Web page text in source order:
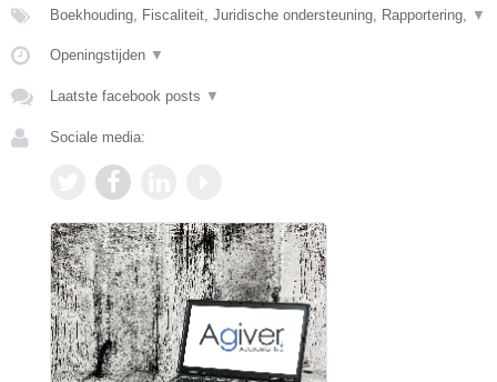
Boekhouding, Fiscaliteit, Juridische ondersteuning, Rapportering, ▼
Openingstijden ▼
Laatste facebook posts ▼
Sociale media: